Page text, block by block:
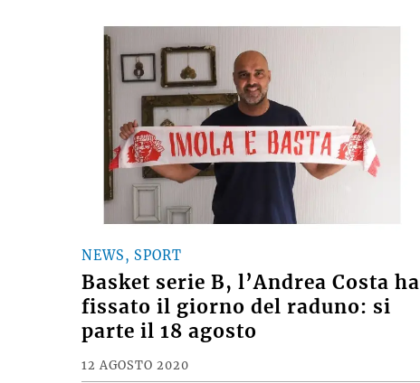
NEWS, SPORT
Basket serie B, l’Andrea Costa ha
fissato il giorno del raduno: si
parte il 18 agosto
12 AGOSTO 2020